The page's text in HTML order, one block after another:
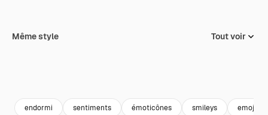
Même style Tout voir
endormi sentiments émoticônes smileys emoji